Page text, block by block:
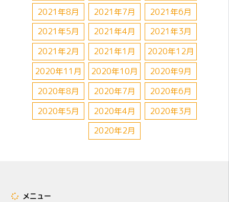
2021年8月
2021年7月
2021年6月
2021年5月
2021年4月
2021年3月
2021年2月
2021年1月
2020年12月
2020年11月
2020年10月
2020年9月
2020年8月
2020年7月
2020年6月
2020年5月
2020年4月
2020年3月
2020年2月
メニュー